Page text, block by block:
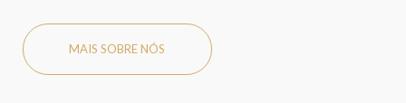
MAIS SOBRE NÓS